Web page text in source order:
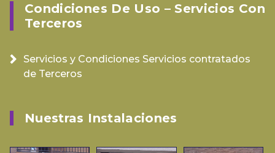
Condiciones De Uso – Servicios Con
Terceros
Servicios y Condiciones Servicios contratados
de Terceros
Nuestras Instalaciones